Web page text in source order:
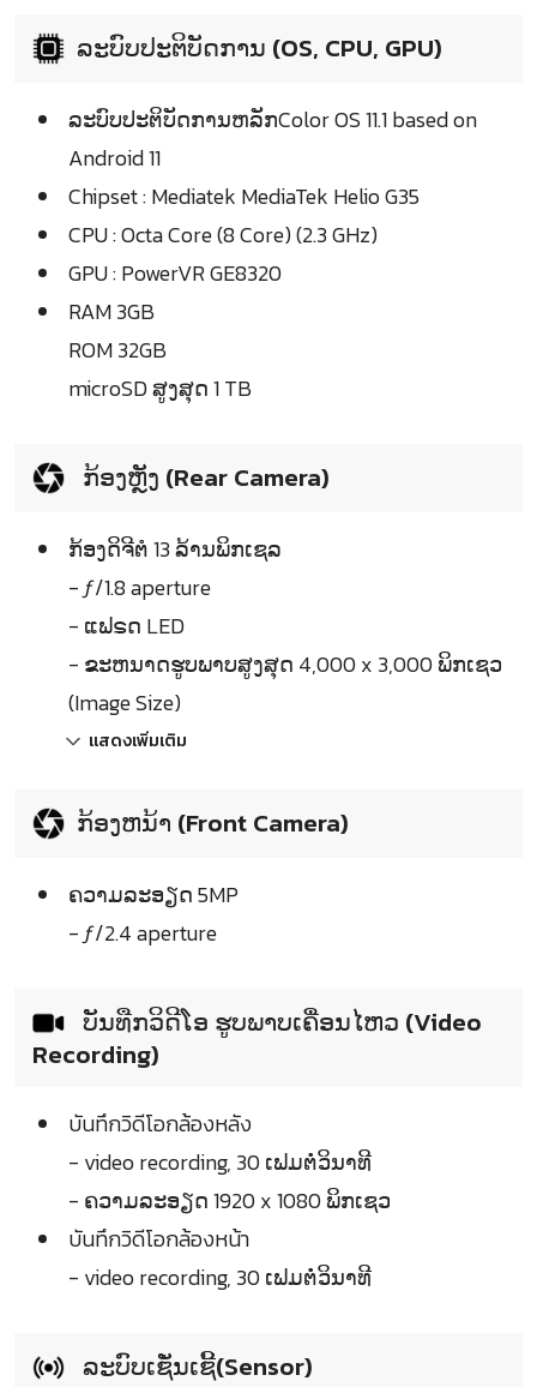
ລະບົບປະຕິບັດການ (OS, CPU, GPU)
ລະບົບປະຕິບັດການຫລັກColor OS 11.1 based on
Android 11
Chipset : Mediatek MediaTek Helio G35
CPU : Octa Core (8 Core) (2.3 GHz)
GPU : PowerVR GE8320
RAM 3GB
ROM 32GB
microSD ສູງສຸດ 1 TB
ກ້ອງຫຼັງ (Rear Camera)
ກ້ອງດິຈີຕໍ 13 ລ້ານພິກເຊລ
- ƒ/1.8 aperture
- ແຟຣດ LED
- ຂະຫນາດຮູບພາບສູງສຸດ 4,000 x 3,000 ພິກເຊວ
(Image Size)
แสดงเพิ่มเติม
ກ້ອງຫນ້າ (Front Camera)
ຄວາມລະອຽດ 5MP
- ƒ/2.4 aperture
ບັນທືກວິດີໂອ ຮູບພາບເຄື່ອນໄຫວ (Video
Recording)
บันทึกวิดีโอกล้องหลัง
- video recording, 30 ເຟມຕໍ່ວິນາທີ
- ຄວາມລະອຽດ 1920 x 1080 ພິກເຊວ
บันทึกวิดีโอกล้องหน้า
- video recording, 30 ເຟມຕໍ່ວິນາທີ
ລະບົບເຊັ່ນເຊີ້(Sensor)